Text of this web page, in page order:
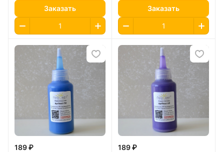
Заказать Заказать
189 ₽
189 ₽